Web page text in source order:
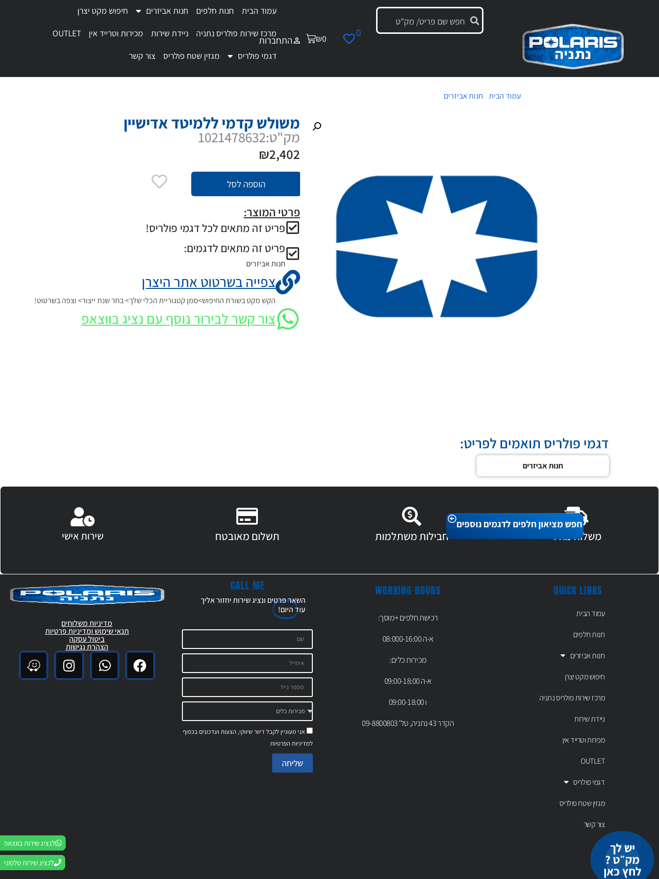
0
₪0 התחברות
עמוד הבית חנות חלפים חנות אביזרים
חיפוש מקט יצרן
מרכז שירות פולריס נתניה
ניידת שירות מכירות וטרייד אין
OUTLET
דגמי פולריס
מגזין שטח פולריס צור קשר
משולש קדמי ללמיטד אדישיין
מק"ט:1021478632
₪2,402
הוספה לסל
פרטי המוצר:
פריט זה מתאים לכל דגמי פולריס!
פריט זה מתאים לדגמים:
חנות אביזרים
צפייה בשרטוט אתר היצרן
הקש מקט בשורת החיפוש>סמן קטגוריית הכלי שלך> בחר שנת ייצור> וצפה בשרטוט!
צור קשר לבירור נוסף עם נציג בווצאפ
חפש מציאון חלפים לדגמים נוספים
עמוד הבית/ חנות אביזרים
דגמי פולריס תואמים לפריט:
חנות אביזרים
משלוח מהיר חבילות משתלמות תשלום מאובטח שירות אישי
QUICK LINKS
עמוד הבית
חנות חלפים
חנות אביזרים
חיפוש מקט יצרן
מרכז שירות פולריס נתניה
ניידת שירות
מכירות וטרייד אין
OUTLET
דגמי פולריס
מגזין שטח פולריס
צור קשר
יש לך
מק״ט ?
לחץ כאן
WORKING HOURS
רכישת חלפים +מוסך:
א-ה 08:000-16:00
מכירות כלים:
א-ה 09:00-18:00
ו 09:00-18:00
הקדר 43 נתניה, טל' 09-8800803
CALL ME
השאר פרטים ונציג שירות יחזור אליך
עודהיום!
אני מעוניין לקבל דיוור שיווקי, הצעות ועדכונים בכפוף
למדיניות הפרטיות
שליחה
לנציג שירות בווצאפ
לנציג שירות טלפוני
מדיניות משלוחים
תנאי שימוש ומדיניות פרטיות
ביטול עסקה
הצהרת נגישות